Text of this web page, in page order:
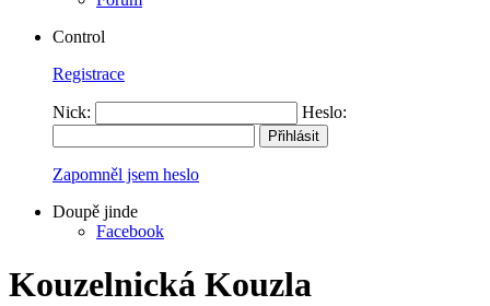
Control
Registrace
Nick: Heslo:
Zapomněl jsem heslo
Doupě jinde
Facebook
Kouzelnická Kouzla